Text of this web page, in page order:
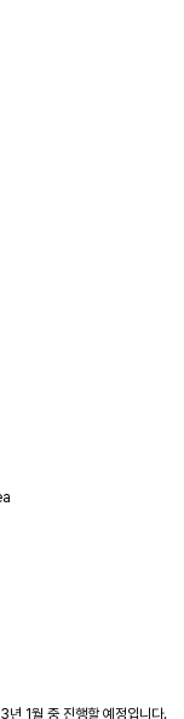
년 1월 중 진행할 예정입니다.